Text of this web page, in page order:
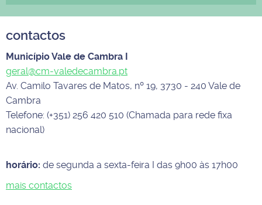
contactos
Município Vale de Cambra I
geral@cm-valedecambra.pt
Av. Camilo Tavares de Matos, nº 19, 3730 - 240 Vale de
Cambra
Telefone: (+351) 256 420 510 (Chamada para rede fixa
nacional)
horário: de segunda a sexta-feira I das 9h00 às 17h00
mais contactos